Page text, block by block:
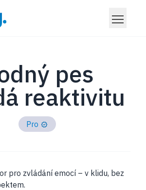
pes
reaktivitu
Pro
pro zvládání emocí – v klidu, bez